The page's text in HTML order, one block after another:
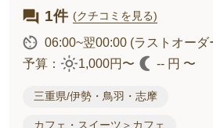
1件 (クチコミを見る)
06:00~翌00:00 (ラストオーダ
予算：
1,000円〜 -- 円 〜
三重県/伊勢・鳥羽・志摩
カフェ・スイーツ＞カフェ